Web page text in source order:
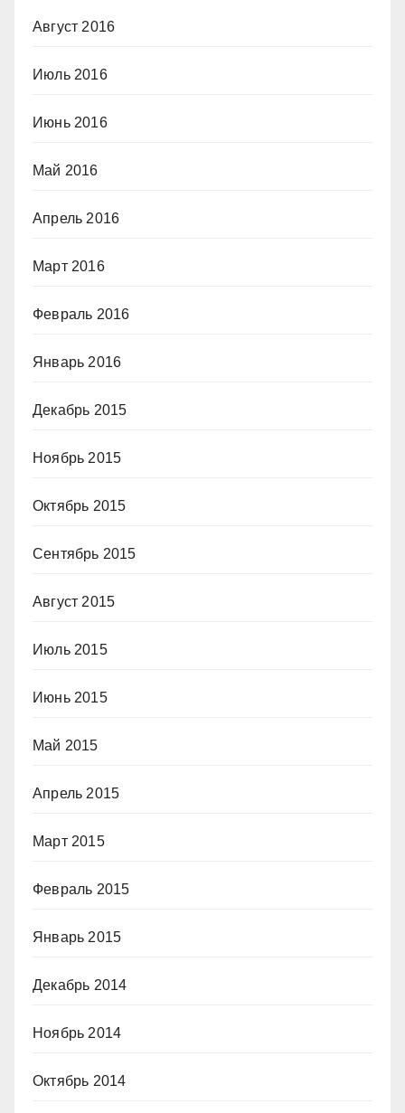
Август 2016
Июль 2016
Июнь 2016
Май 2016
Апрель 2016
Март 2016
Февраль 2016
Январь 2016
Декабрь 2015
Ноябрь 2015
Октябрь 2015
Сентябрь 2015
Август 2015
Июль 2015
Июнь 2015
Май 2015
Апрель 2015
Март 2015
Февраль 2015
Январь 2015
Декабрь 2014
Ноябрь 2014
Октябрь 2014